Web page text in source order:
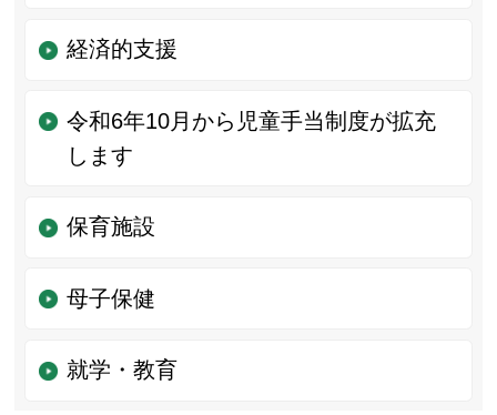
経済的支援
令和6年10月から児童手当制度が拡充
します
保育施設
母子保健
就学・教育